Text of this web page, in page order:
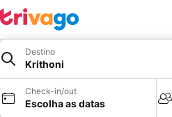
Destino
Krithoni
Check-in/out
Escolha as datas